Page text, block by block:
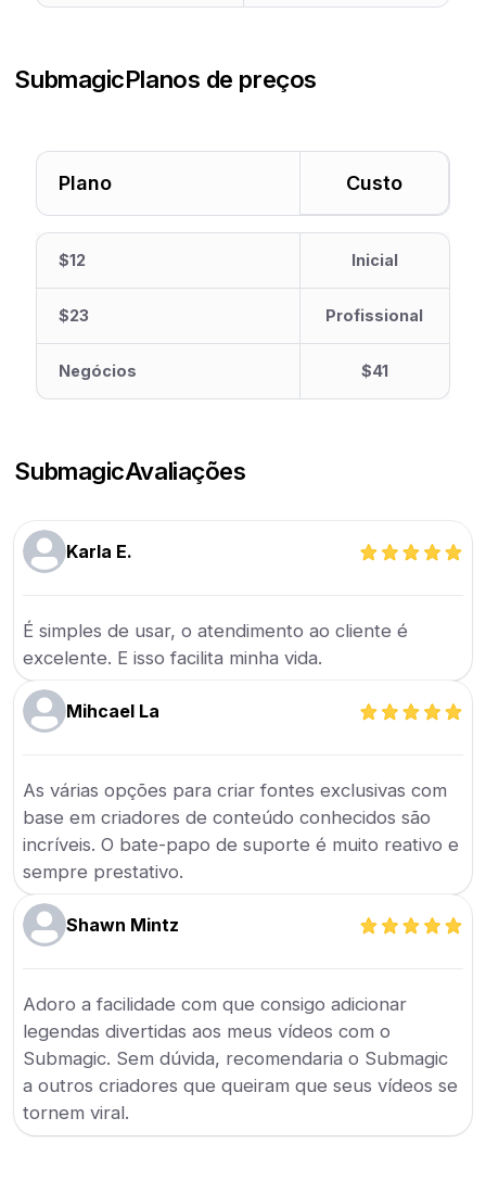
SubmagicPlanos de preços
Plano Custo
$12 Inicial
$23 Profissional
Negócios $41
SubmagicAvaliações
Karla E.
É simples de usar, o atendimento ao cliente é
excelente. E isso facilita minha vida.
Mihcael La
As várias opções para criar fontes exclusivas com
base em criadores de conteúdo conhecidos são
incríveis. O bate-papo de suporte é muito reativo e
sempre prestativo.
Shawn Mintz
Adoro a facilidade com que consigo adicionar
legendas divertidas aos meus vídeos com o
Submagic. Sem dúvida, recomendaria o Submagic
a outros criadores que queiram que seus vídeos se
tornem viral.